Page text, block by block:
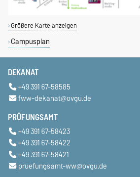
Größere Karte anzeigen
Campusplan
DEKANAT
+49 391 67-58585
fww-dekanat@ovgu.de
PRÜFUNGSAMT
+49 391 67-58423
+49 391 67-58422
+49 391 67-58421
pruefungsamt-ww@ovgu.de